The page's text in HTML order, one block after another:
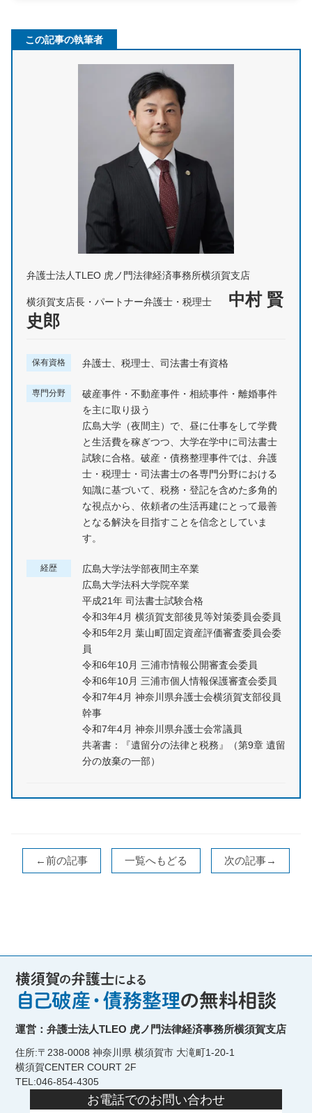
この記事の執筆者
弁護士法人TLEO 虎ノ門法律経済事務所横須賀支店
横須賀支店長・パートナー弁護士・税理士
中村 賢
史郎
保有資格 弁護士、税理士、司法書士有資格
専門分野
破産事件・不動産事件・相続事件・離婚事件
を主に取り扱う
広島大学（夜間主）で、昼に仕事をして学費
と生活費を稼ぎつつ、大学在学中に司法書士
試験に合格。破産・債務整理事件では、弁護
士・税理士・司法書士の各専門分野における
知識に基づいて、税務・登記を含めた多角的
な視点から、依頼者の生活再建にとって最善
となる解決を目指すことを信念としていま
す。
経歴
広島大学法学部夜間主卒業
広島大学法科大学院卒業
平成21年 司法書士試験合格
令和3年4月 横須賀支部後見等対策委員会委員
令和5年2月 葉山町固定資産評価審査委員会委
員
令和6年10月 三浦市情報公開審査会委員
令和6年10月 三浦市個人情報保護審査会委員
令和7年4月 神奈川県弁護士会横須賀支部役員
幹事
令和7年4月 神奈川県弁護士会常議員
共著書：『遺留分の法律と税務』（第9章 遺留
分の放棄の一部）
←前の記事 一覧へもどる 次の記事→
運営：弁護士法人TLEO 虎ノ門法律経済事務所横須賀支店
住所:〒238-0008 神奈川県 横須賀市 大滝町1-20-1
横須賀CENTER COURT 2F
TEL:046-854-4305
お電話でのお問い合わせ